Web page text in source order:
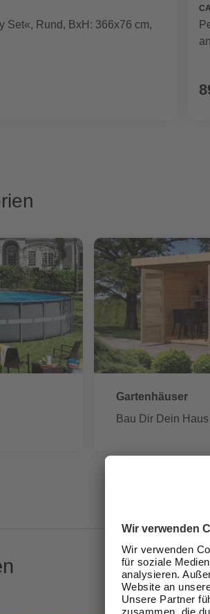
Set«, Rund, BxH: 366x76 cm,
Gartenhäuser
Bau Dir Dein